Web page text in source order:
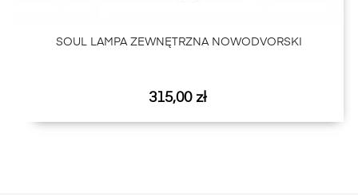
SOUL LAMPA ZEWNĘTRZNA NOWODVORSKI
Cena
315,00 zł